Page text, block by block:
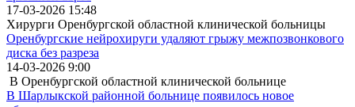
17-03-2026 15:48
Хирурги Оренбургской областной клинической больницы
Оренбургские нейрохируги удаляют грыжу межпозвонкового
диска без разреза
14-03-2026 9:00
В Оренбургской областной клинической больнице
В Шарлыкской районной больнице появилось новое